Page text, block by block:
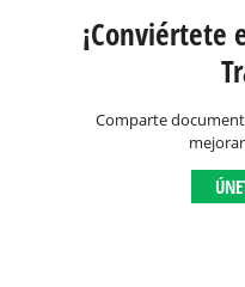
¡Conviértete
Comparte